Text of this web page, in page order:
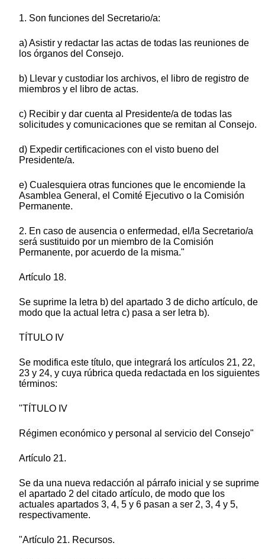
1. Son funciones del Secretario/a:
a) Asistir y redactar las actas de todas las reuniones de
los órganos del Consejo.
b) Llevar y custodiar los archivos, el libro de registro de
miembros y el libro de actas.
c) Recibir y dar cuenta al Presidente/a de todas las
solicitudes y comunicaciones que se remitan al Consejo.
d) Expedir certificaciones con el visto bueno del
Presidente/a.
e) Cualesquiera otras funciones que le encomiende la
Asamblea General, el Comité Ejecutivo o la Comisión
Permanente.
2. En caso de ausencia o enfermedad, el/la Secretario/a
será sustituido por un miembro de la Comisión
Permanente, por acuerdo de la misma."
Artículo 18.
Se suprime la letra b) del apartado 3 de dicho artículo, de
modo que la actual letra c) pasa a ser letra b).
TÍTULO IV
Se modifica este título, que integrará los artículos 21, 22,
23 y 24, y cuya rúbrica queda redactada en los siguientes
términos:
"TÍTULO IV
Régimen económico y personal al servicio del Consejo"
Artículo 21.
Se da una nueva redacción al párrafo inicial y se suprime
el apartado 2 del citado artículo, de modo que los
actuales apartados 3, 4, 5 y 6 pasan a ser 2, 3, 4 y 5,
respectivamente.
"Artículo 21. Recursos.